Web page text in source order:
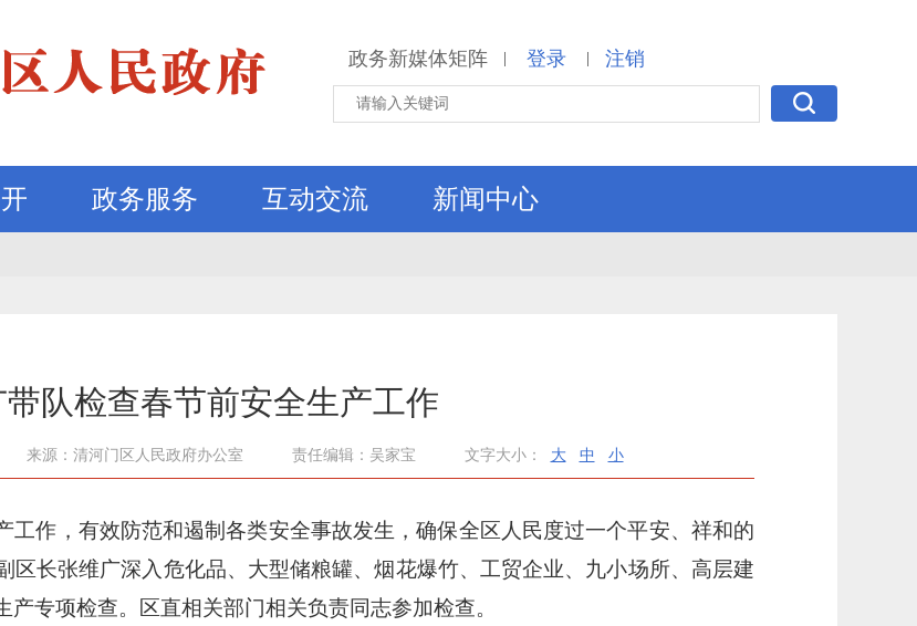
政务新媒体矩阵 | 登录 | 注销
政务服务 互动交流 新闻中心
队检查春节前安全生产工作
来源：清河门区人民政府办公室 责任编辑：吴家宝 文字大小： 大 中 小
工作，有效防范和遏制各类安全事故发生，确保全区人民度过一个平安、祥和的
区长张维广深入危化品、大型储粮罐、烟花爆竹、工贸企业、九小场所、高层建
专项检查。区直相关部门相关负责同志参加检查。